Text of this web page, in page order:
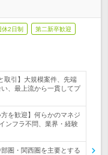
休2日制 第二新卒歓迎
取引】大規模案件、先端
、最上流から一貫してプ
を歓迎】何らかのマネジ
ンフラ不問、業界・経験
圏・関西圏を主要とする